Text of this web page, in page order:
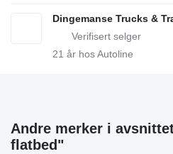
Dingemanse Trucks &
21 år hos Autoline
Andre merker i
flatbed"